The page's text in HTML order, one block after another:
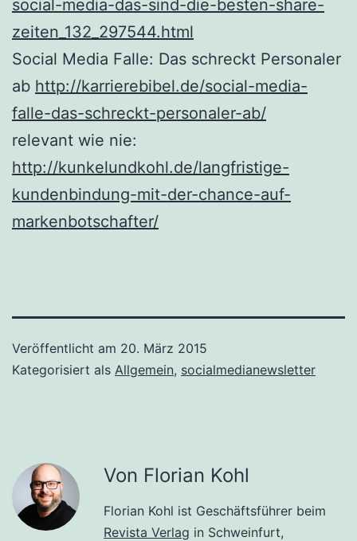
social-media-das-sind-die-besten-share-
zeiten_132_297544.html
Social Media Falle: Das schreckt Personaler
ab http://karrierebibel.de/social-media-
falle-das-schreckt-personaler-ab/
relevant wie nie:
http://kunkelundkohl.de/langfristige-
kundenbindung-mit-der-chance-auf-
markenbotschafter/
Veröffentlicht am 20. März 2015
Kategorisiert als Allgemein, socialmedianewsletter
Von Florian Kohl
Florian Kohl ist Geschäftsführer beim
Revista Verlag in Schweinfurt,